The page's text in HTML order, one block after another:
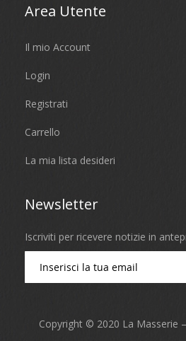
Area Utente
Il mio Account
Login
Registrati
Carrello
La mia lista desideri
Newsletter
Iscriviti per ricevere notizie in
Copyright © 2020 La Masserie